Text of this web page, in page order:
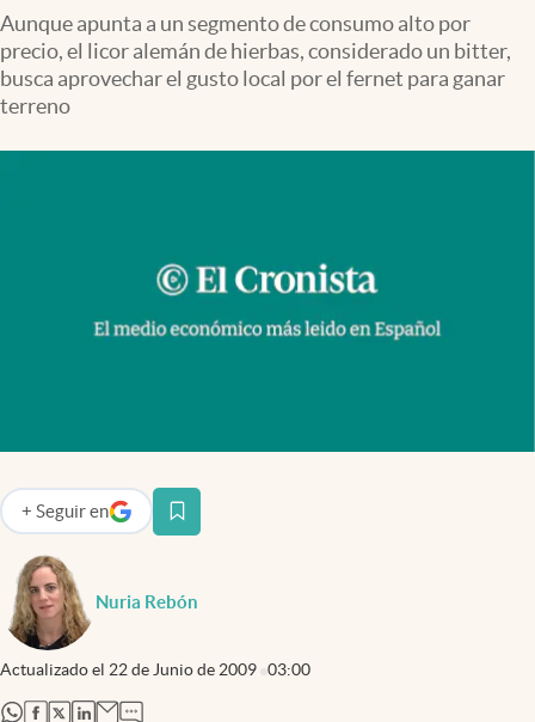
Infotechnology
Clase
Clima
Aunque apunta a un segmento de consumo alto por
precio, el licor alemán de hierbas, considerado un bitter,
busca aprovechar el gusto local por el fernet para ganar
terreno
Nuria Rebón
Actualizado el 22 de Junio de 2009 03:00
+ Seguir en
abre en nueva pestaña
abre en nueva pestaña
abre en nueva pestaña
abre en nueva pestaña
abre en nueva pestaña